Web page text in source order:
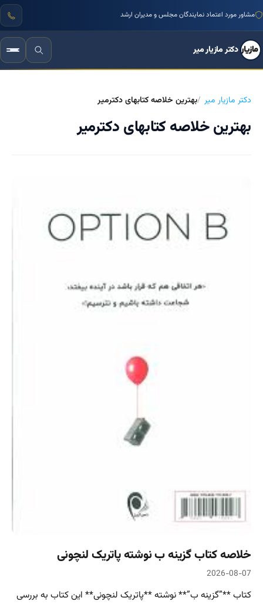
مشاور مورد اعتماد نمایندگان مجلس و مدیران ارشد
دکتر مازیار میر
دکتر مازیار میر بهترین خلاصه کتابهای دکترمیر
بهترین خلاصه کتابهای دکترمیر
خلاصه کتاب گزینه ب نوشته پاتریک لنچونی
2026-08-07
کتاب **”گزینه ب”** نوشته **پاتریک لنچونی** این کتاب به بررسی